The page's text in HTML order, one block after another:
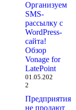
Нет
заголовка
29.10.2025
заголовка
Организуем
SMS-
рассылку с
WordPress-
сайта!
Обзор
Vonage for
LatePoint
01.05.202
2
Предприятия
не продают